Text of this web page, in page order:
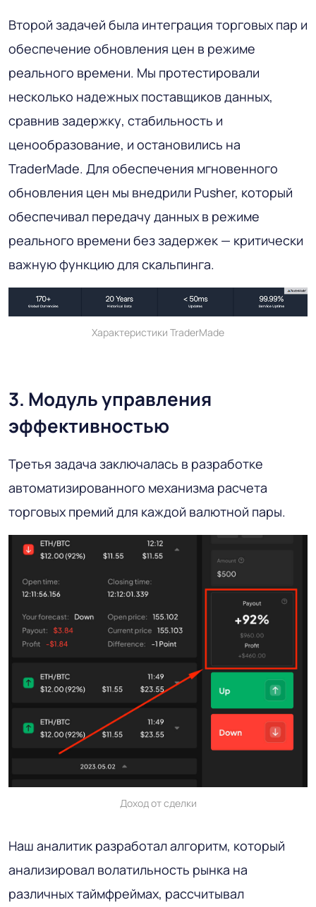
Второй задачей была интеграция торговых пар и
обеспечение обновления цен в режиме
реального времени. Мы протестировали
несколько надежных поставщиков данных,
сравнив задержку, стабильность и
ценообразование, и остановились на
TraderMade. Для обеспечения мгновенного
обновления цен мы внедрили Pusher, который
обеспечивал передачу данных в режиме
реального времени без задержек — критически
важную функцию для скальпинга.
Характеристики TraderMade
3. Модуль управления
эффективностью
Третья задача заключалась в разработке
автоматизированного механизма расчета
торговых премий для каждой валютной пары.
Доход от сделки
Наш аналитик разработал алгоритм, который
анализировал волатильность рынка на
различных таймфреймах, рассчитывал